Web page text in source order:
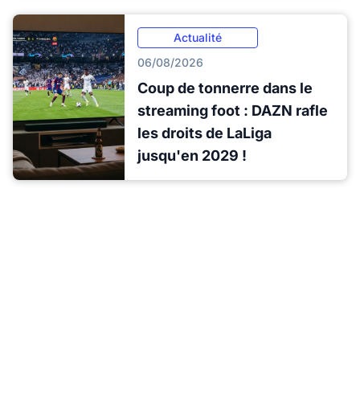
Actualité
06/08/2026
Coup de tonnerre dans le
streaming foot : DAZN rafle
les droits de LaLiga
jusqu'en 2029 !